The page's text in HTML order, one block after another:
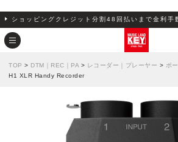
ショッピングクレジット分割48回払いまで金利手
TOP > DTM｜REC｜PA > レコーダー｜プレーヤー > ポ
H1 XLR Handy Recorder